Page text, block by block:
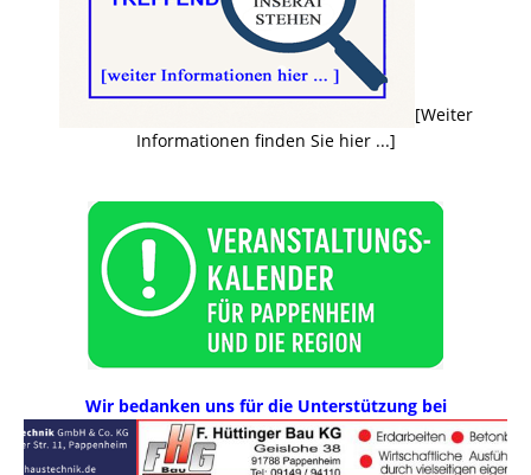
[Weiter
Informationen finden Sie hier ...]
Wir bedanken uns für die Unterstützung bei